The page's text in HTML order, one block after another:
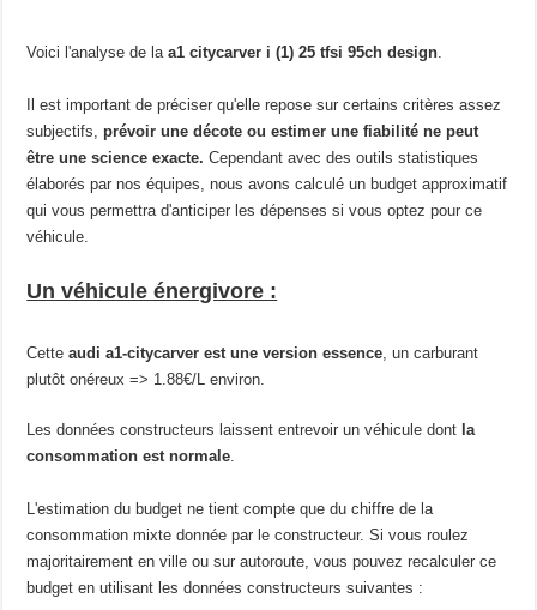
Voici l'analyse de laa1 citycarver i (1) 25 tfsi 95ch design.
Il est important de préciser qu'elle repose sur certains critères assez
subjectifs,prévoir une décote ou estimer une fiabilité ne peut
être une science exacte. Cependant avec des outils statistiques
élaborés par nos équipes, nous avons calculé un budget approximatif
qui vous permettra d'anticiper les dépenses si vous optez pour ce
véhicule.
Un véhicule énergivore :
Cetteaudi a1-citycarver est une version essence, un carburant
plutôt onéreux => 1.88€/L environ.
Les données constructeurs laissent entrevoir un véhicule dont la
consommation est normale.
L'estimation du budget ne tient compte que du chiffre de la
consommation mixte donnée par le constructeur. Si vous roulez
majoritairement en ville ou sur autoroute, vous pouvez recalculer ce
budget en utilisant les données constructeurs suivantes :